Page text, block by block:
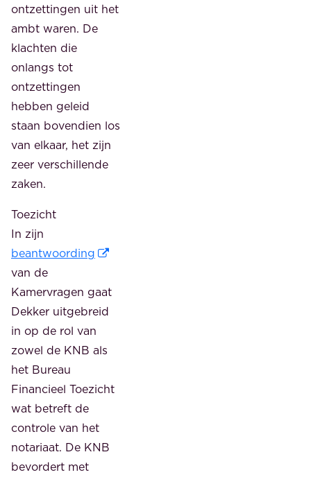
ontzettingen uit het
ambt waren. De
klachten die
onlangs tot
ontzettingen
hebben geleid
staan bovendien los
van elkaar, het zijn
zeer verschillende
zaken.
Toezicht
In zijn
beantwoording
van de
Kamervragen gaat
Dekker uitgebreid
in op de rol van
zowel de KNB als
het Bureau
Financieel Toezicht
wat betreft de
controle van het
notariaat. De KNB
bevordert met